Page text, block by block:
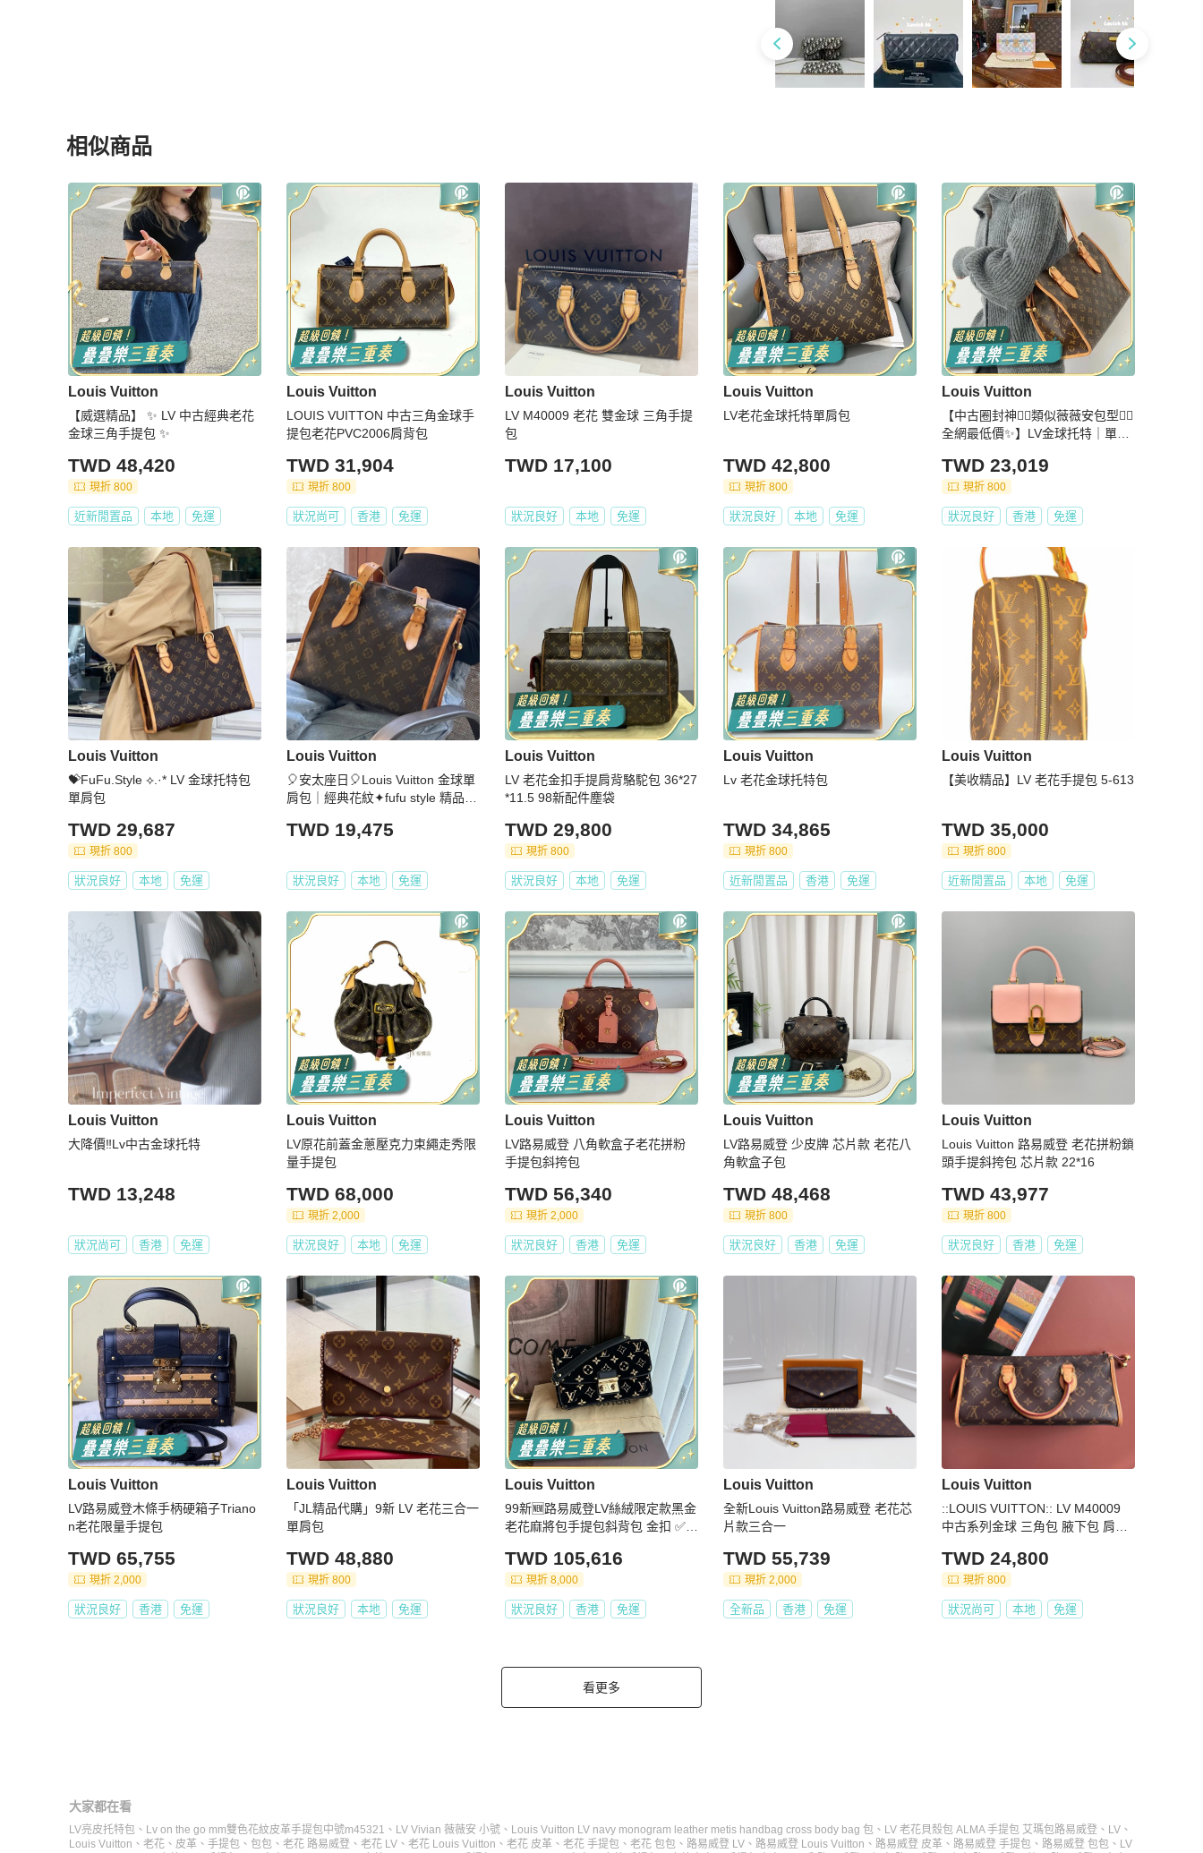
相似商品
更多相似Louis Vuitton女包推薦精品
Louis Vuitton
【威選精品】 ✨ LV 中古經典老花
金球三角手提包 ✨
TWD 48,420
現折 800
近新閒置品 本地 免運
Louis Vuitton
LOUIS VUITTON 中古三角金球手
提包老花PVC2006肩背包
TWD 31,904
現折 800
狀況尚可 香港 免運
Louis Vuitton
LV M40009 老花 雙金球 三角手提
包
TWD 17,100
狀況良好 本地 免運
Louis Vuitton
LV老花金球托特單肩包
TWD 42,800
現折 800
狀況良好 本地 免運
Louis Vuitton
【中古圈封神❤️‍🔥類似薇薇安包型👍🏻
全網最低價✨】LV金球托特｜單肩
TWD 23,019
現折 800
狀況良好 香港 免運
Louis Vuitton
💝FuFu.Style ⟡.·* LV 金球托特包
單肩包
TWD 29,687
現折 800
狀況良好 本地 免運
Louis Vuitton
🎈安太座日🎈Louis Vuitton 金球單
肩包｜經典花紋✦fufu style 精品✦
提包
TWD 19,475
狀況良好 本地 免運
Louis Vuitton
LV 老花金扣手提肩背駱駝包 36*27
*11.5 98新配件塵袋
TWD 29,800
現折 800
狀況良好 本地 免運
Louis Vuitton
Lv 老花金球托特包
TWD 34,865
現折 800
近新閒置品 香港 免運
Louis Vuitton
【美收精品】LV 老花手提包 5-613
TWD 35,000
現折 800
近新閒置品 本地 免運
Louis Vuitton
大降價‼️Lv中古金球托特
TWD 13,248
狀況尚可 香港 免運
Louis Vuitton
LV原花前蓋金蔥壓克力束繩走秀限
量手提包
TWD 68,000
現折 2,000
狀況良好 本地 免運
Louis Vuitton
LV路易威登 八角軟盒子老花拼粉
手提包斜挎包
TWD 56,340
現折 2,000
狀況良好 香港 免運
Louis Vuitton
LV路易威登 少皮牌 芯片款 老花八
角軟盒子包
TWD 48,468
現折 800
狀況良好 香港 免運
Louis Vuitton
Louis Vuitton 路易威登 老花拼粉鎖
頭手提斜挎包 芯片款 22*16
TWD 43,977
現折 800
狀況良好 香港 免運
Louis Vuitton
LV路易威登木條手柄硬箱子Triano
n老花限量手提包
TWD 65,755
現折 2,000
狀況良好 香港 免運
Louis Vuitton
「JL精品代購」9新 LV 老花三合一
單肩包
TWD 48,880
現折 800
狀況良好 本地 免運
Louis Vuitton
99新🆕路易威登LV絲絨限定款黑金
老花麻將包手提包斜背包 金扣 ✅正
TWD 105,616
現折 8,000
狀況良好 香港 免運
Louis Vuitton
全新Louis Vuitton路易威登 老花芯
片款三合一
TWD 55,739
現折 2,000
全新品 香港 免運
Louis Vuitton
::LOUIS VUITTON:: LV M40009
中古系列金球 三角包 腋下包 肩背
TWD 24,800
現折 800
狀況尚可 本地 免運
看更多
大家都在看
LV亮皮托特包 、 Lv on the go mm雙色花紋皮革手提包中號m45321 、 LV Vivian 薇薇安 小號 、 Louis Vuitton LV navy monogram leather metis handbag cross body bag 包 、 LV 老花貝殼包 ALMA 手提包 艾瑪包路易威登 、 LV 、
Louis Vuitton 、 老花 、 皮革 、 手提包 、 包包 、 老花 路易威登 、 老花 LV 、 老花 Louis Vuitton 、 老花 皮革 、 老花 手提包 、 老花 包包 、 路易威登 LV 、 路易威登 Louis Vuitton 、 路易威登 皮革 、 路易威登 手提包 、 路易威登 包包 、 LV